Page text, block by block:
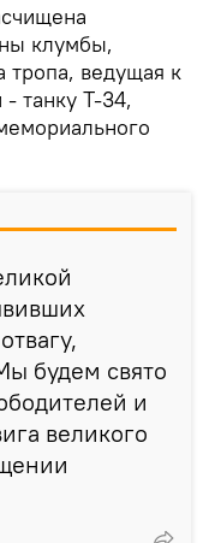
клумбы,
ведущая к
- танку Т-34,
будем свято
и
великого